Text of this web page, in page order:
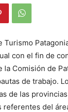
Turismo
con el fin de
la Comisión de
de trabajo.
de las
referentes del